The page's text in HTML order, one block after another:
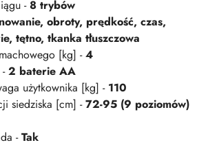
-8 trybów
obroty, prędkość, czas,
tętno, tkanka tłuszczowa
[kg] -4
2 baterie AA
użytkownika [kg] - 110
siedziska [cm] -72-95 (9 poziomów)
-Tak